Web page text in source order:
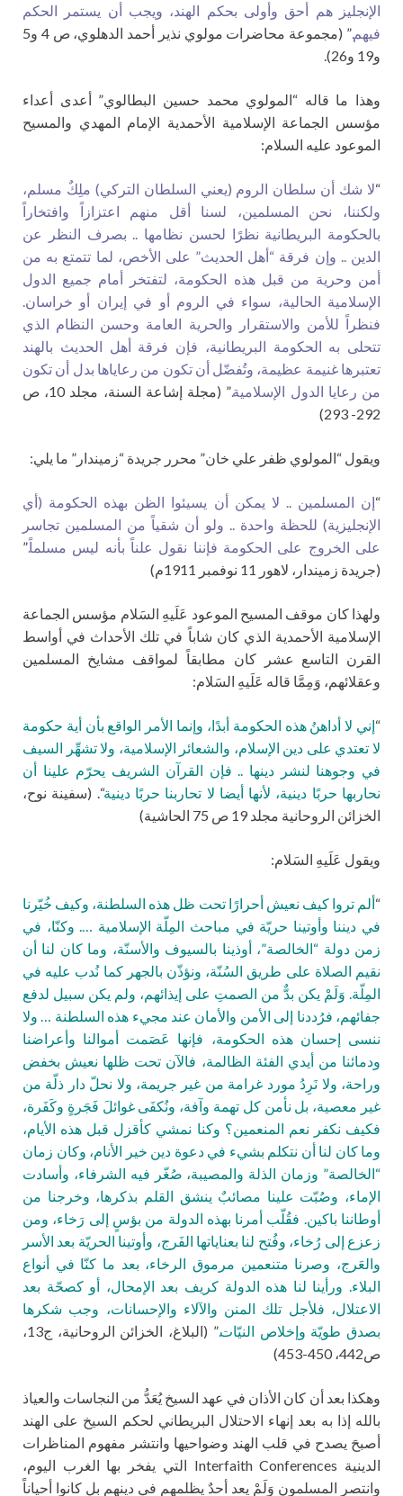
الإنجليز هم أحق وأولى بحكم الهند، ويجب أن يستمر الحكم
فيهم.
” (مجموعة محاضرات مولوي نذير أحمد الدهلوي، ص 4 و5
و19 و26).
وهذا ما قاله “المولوي محمد حسين البطالوي” أعدى أعداء
مؤسس الجماعة الإسلامية الأحمدية الإمام المهدي والمسيح
الموعود عليه السلام:
“لا شك أن سلطان الروم (يعني السلطان التركي) ملِكٌ مسلم،
ولكننا، نحن المسلمين، لسنا أقل منهم اعتزازاً وافتخاراً
بالحكومة البريطانية نظرًا لحسن نظامها .. بصرف النظر عن
الدين .. وإن فرقة “أهل الحديث” على الأخص، لما تتمتع به من
أمن وحرية من قبل هذه الحكومة، لتفتخر أمام جميع الدول
الإسلامية الحالية، سواء في الروم أو في إيران أو خراسان.
فنظراً للأمن والاستقرار والحرية العامة وحسن النظام الذي
تتحلى به الحكومة البريطانية، فإن فرقة أهل الحديث بالهند
تعتبرها غنيمة عظيمة، وتُفضّل أن تكون من رعاياها بدل أن تكون
من رعايا الدول الإسلامية.
” (مجلة إشاعة السنة، مجلد 10، ص
292- 293)
ويقول “المولوي ظفر علي خان” محرر جريدة “زميندار” ما يلي:
“إن المسلمين .. لا يمكن أن يسيئوا الظن بهذه الحكومة (أي
الإنجليزية) للحظة واحدة .. ولو أن شقياً من المسلمين تجاسر
على الخروج على الحكومة فإننا نقول علناً بأنه ليس مسلماً.”
(جريدة زميندار، لاهور 11 نوفمبر 1911م)
ولهذا كان موقف المسيح الموعود عَلَيهِ السَلام مؤسس الجماعة
الإسلامية الأحمدية الذي كان شاباً في تلك الأحداث في أواسط
القرن التاسع عشر كان مطابقاً لمواقف مشايخ المسلمين
وعقلائهم، وَمِمَّا قاله عَلَيهِ السَلام:
“إني لا أداهنُ هذه الحكومة أبدًا، وإنما الأمر الواقع بأن أية حكومة
لا تعتدي على دين الإسلام، والشعائر الإسلامية، ولا تشهِّر السيف
في وجوهنا لنشر دينها .. فإن القرآن الشريف يحرّم علينا أن
نحاربها حربًا دينية، لأنها أيضا لا تحاربنا حربًا دينية“. (سفينة نوح،
الخزائن الروحانية مجلد 19 ص 75 الحاشية)
ويقول عَلَيهِ السَلام:
“ألم تروا كيف نعيش أحرارًا تحت ظل هذه السلطنة، وكيف خُيّرنا
في ديننا وأوتينا حريّة في مباحث المِلّة الإسلامية …. وكنّا، في
زمن دولة “الخالصة”، أوذينا بالسيوف والأسنّة، وما كان لنا أن
نقيم الصلاة على طريق السُنّة، ونؤذّن بالجهر كما نُدب عليه في
المِلّة. وَلَمْ يكن بدٌّ من الصمتِ على إيذائهم، ولم يكن سبيل لدفع
جفائهم، فرُددنا إلى الأمن والأمان عند مجيء هذه السلطنة … ولا
ننسى إحسان هذه الحكومة، فإنها عَصَمت أموالنا وأعراضنا
ودمائنا من أيدي الفئة الظالمة، فالآن تحت ظلها نعيش بخفض
وراحة، ولا نَرِدُ مورد غرامة من غير جريمة، ولا نحلّ دار ذلّة من
غير معصية، بل نأمن كل تهمة وآفة، ونُكفَى غوائلَ فَجَرةٍ وكَفَرة،
فكيف نكفر نعم المنعمين؟ وكنا نمشي كأقزل قبل هذه الأيام،
وما كان لنا أن نتكلم بشيء في دعوة دين خير الأنام، وكان زمان
“الخالصة” وزمان الذلة والمصيبة، صُغّر فيه الشرفاء، وأسادت
الإماء، وصُبّت علينا مصائبٌ ينشق القلم بذكرها، وخرجنا من
أوطاننا باكين. فقُلّب أمرنا بهذه الدولة من بؤسٍ إلى رَخاء، ومن
زعزع إلى رُخاء، وفُتح لنا بعناياتها الفَرج، وأوتينا الحريّة بعد الأسر
والعَرج، وصرنا متنعمين مرموق الرخاء، بعد ما كنّا في أنواع
البلاء. ورأينا لنا هذه الدولة كريف بعد الإمحال، أو كصحّة بعد
الاعتلال، فلأجل تلك المنن والآلاء والإحسانات، وجب شكرها
بصدق طويّة وإخلاص النيّات.
” (البلاغ، الخزائن الروحانية، ج13،
ص442، 450-453)
وهكذا بعد أن كان الأذان في عهد السيخ يُعَدُّ من النجاسات والعياذ
بالله إذا به بعد إنهاء الاحتلال البريطاني لحكم السيخ على الهند
أصبحَ يصدح في قلب الهند وضواحيها وانتشر مفهوم المناظرات
الدينية Interfaith Conferences التي يفخر بها الغرب اليوم،
وانتصر المسلمون وَلَمْ يعد أحدٌ يظلمهم في دينهم بل كانوا أحياناً